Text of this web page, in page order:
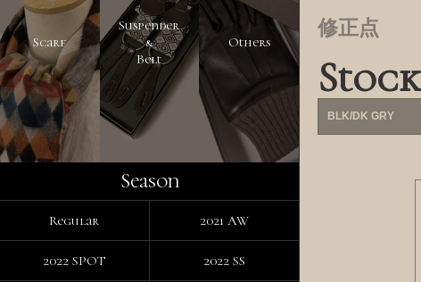
修正点
Stock
BLK/DK GRY
Scarf
Suspender
&
Belt
Others
Season
Regular 2021 AW
2022 SPOT 2022 SS